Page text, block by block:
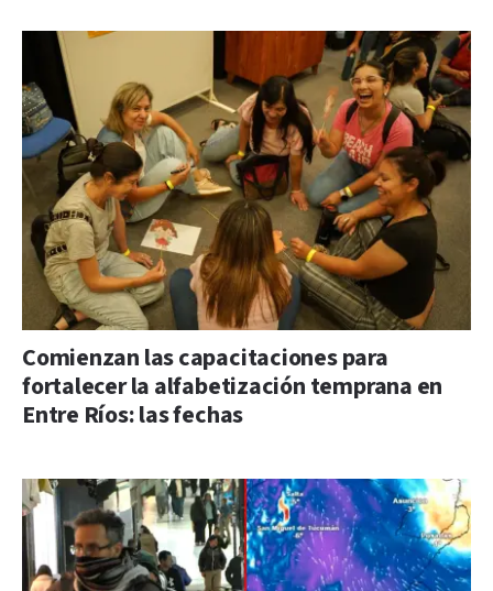
Comienzan las capacitaciones para
fortalecer la alfabetización temprana en
Entre Ríos: las fechas